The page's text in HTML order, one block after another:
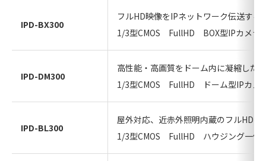
IPD-BX300
フルHD映像をIPネットワーク伝送す
1/3型CMOS FullHD BOX型IPカメラ
IPD-DM300
高性能・高画質をドーム内に凝縮した
1/3型CMOS FullHD ドーム型IPカメ
IPD-BL300
屋外対応、近赤外照明内蔵のフルHD
1/3型CMOS FullHD ハウジング一体